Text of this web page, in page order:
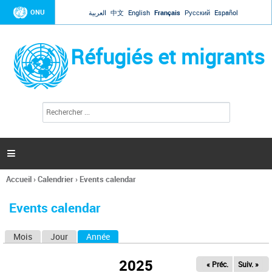
Jump to navigation
ONU العربية 中文 English Français Русский Español
Réfugiés et migrants
l
c
h
e

Vous
ici
Accueil›Calendrier› Events calendar
Events calendar
Mois Jour Année
2025 « Préc. Suiv. »